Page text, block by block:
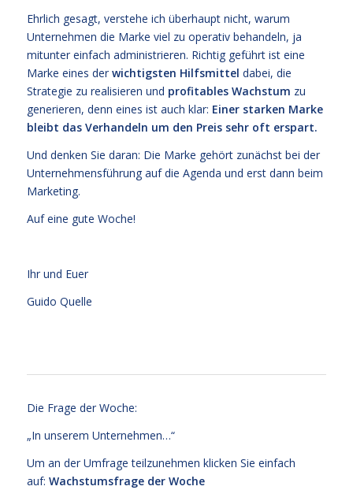
Ehrlich gesagt, verstehe ich überhaupt nicht, warum
Unternehmen die Marke viel zu operativ behandeln, ja
mitunter einfach administrieren. Richtig geführt ist eine
Marke eines der wichtigsten Hilfsmittel dabei, die
Strategie zu realisieren und profitables Wachstum zu
generieren, denn eines ist auch klar: Einer starken Marke
bleibt das Verhandeln um den Preis sehr oft erspart.
Und denken Sie daran: Die Marke gehört zunächst bei der
Unternehmensführung auf die Agenda und erst dann beim
Marketing.
Auf eine gute Woche!
Ihr und Euer
Guido Quelle
Die Frage der Woche:
„In unserem Unternehmen…“
Um an der Umfrage teilzunehmen klicken Sie einfach
auf: Wachstumsfrage der Woche